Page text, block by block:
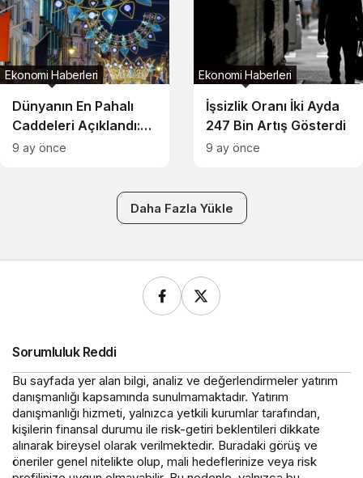
Dünyanın En Pahalı
Caddeleri Açıklandı:
Türkiye’den İstiklal
Ekonomi Haberleri
9 ay önce
İşsizlik Oranı İki Ayda
247 Bin Artış Gösterdi
Ekonomi Haberleri
9 ay önce
Daha Fazla Yükle
Sorumluluk Reddi
Bu sayfada yer alan bilgi, analiz ve değerlendirmeler yatırım
danışmanlığı kapsamında sunulmamaktadır. Yatırım
danışmanlığı hizmeti, yalnızca yetkili kurumlar tarafından,
kişilerin finansal durumu ile risk-getiri beklentileri dikkate
alınarak bireysel olarak verilmektedir. Buradaki görüş ve
öneriler genel nitelikte olup, mali hedeflerinize veya risk